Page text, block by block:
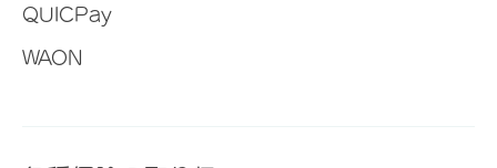
QUICPay
WAON